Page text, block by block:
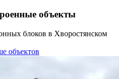
объекты
блоков в Хворостянском
объектов